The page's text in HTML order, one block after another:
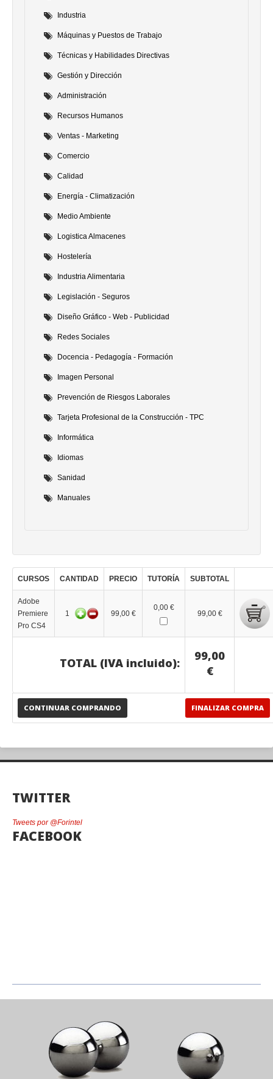
Industria
Máquinas y Puestos de Trabajo
Técnicas y Habilidades Directivas
Gestión y Dirección
Administración
Recursos Humanos
Ventas - Marketing
Comercio
Calidad
Energía - Climatización
Medio Ambiente
Logistica Almacenes
Hostelería
Industria Alimentaria
Legislación - Seguros
Diseño Gráfico - Web - Publicidad
Redes Sociales
Docencia - Pedagogía - Formación
Imagen Personal
Prevención de Riesgos Laborales
Tarjeta Profesional de la Construcción - TPC
Informática
Idiomas
Sanidad
Manuales
CURSOS CANTIDAD PRECIO TUTORÍA SUBTOTAL
CONTINUAR COMPRANDO FINALIZAR COMPRA
Adobe
Premiere
Pro CS4
1 99,00 €
0,00 €
99,00 €
TOTAL (IVA incluido):
99,00
€
TWITTER
Tweets por @Forintel
FACEBOOK